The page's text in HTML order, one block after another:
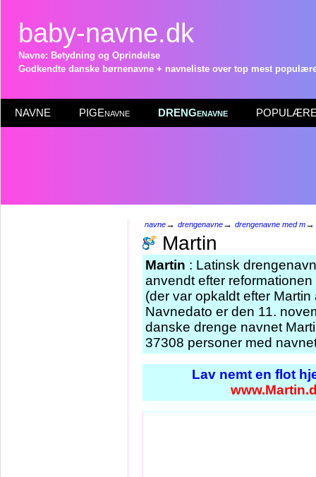
baby-navne.dk
Navne: Betydning og Oprindelse
Godkendte danske børnenavne + navneliste over top mest
NAVNE PIGEnavne DRENGenavne POPULÆRE
navne→ drengenavne→ drengenavne med m
Martin
Martin : Latinsk
anvendt efter
(der var opkaldt efter
Navnedato er den 11.
danske drenge navnet
37308 personer med
Lav nemt en flot